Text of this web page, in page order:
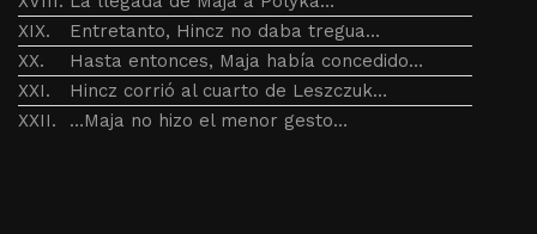
XIX.
Entretanto, Hincz no daba tregua…
XX.
Hasta entonces, Maja había concedido…
XXI.
Hincz corrió al cuarto de Leszczuk…
XXII.
…Maja no hizo el menor gesto…